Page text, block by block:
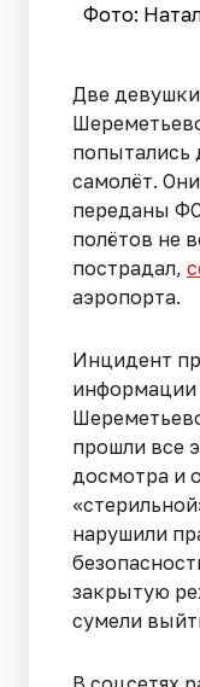
Фото:
Две
попытались
самолёт.
переданы
полётов не
пострадал,
аэропорта.
Инцидент
прошли все
досмотра и
нарушили
закрытую
сумели